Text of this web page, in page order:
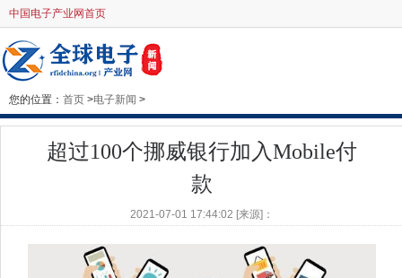
中国电子产业网首页
您的位置： 首页 >电子新闻 >
超过100个挪威银行加入Mobile付
款
2021-07-01 17:44:02 [来源]：